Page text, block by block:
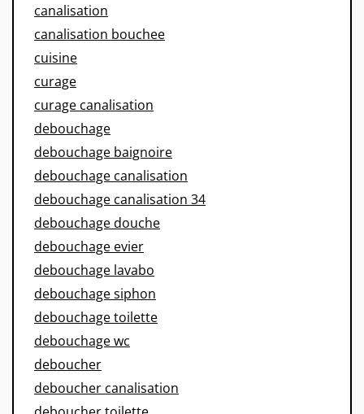
canalisation
canalisation bouchee
cuisine
curage
curage canalisation
debouchage
debouchage baignoire
debouchage canalisation
debouchage canalisation 34
debouchage douche
debouchage evier
debouchage lavabo
debouchage siphon
debouchage toilette
debouchage wc
deboucher
deboucher canalisation